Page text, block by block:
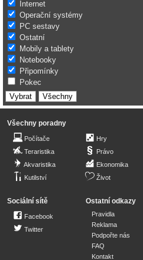
Internet
Operační systémy
PC sestavy
Ostatní
Mobily a tablety
Notebooky
Připomínky
Pokec
Všechny poradny
Počítače
Teraristika
Akvaristika
Kutilství
Hry
Právo
Ekonomika
Život
Sociální sítě
Facebook
Twitter
Ostatní odkazy
Pravidla
Reklama
Podpořte nás
FAQ
Kontakt